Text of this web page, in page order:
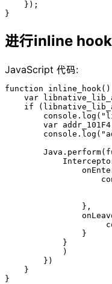
    });
}
进行inline hook
JavaScript 代码:
function
var
if
var
                },
                }
            }
            )
        })
    }
}